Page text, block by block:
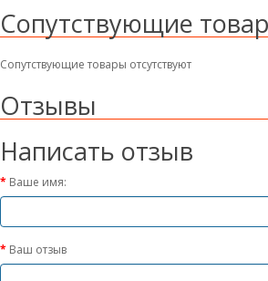
Сопутствующие
Сопутствующие товары отсутствуют
Отзывы
Написать отзыв
Ваше имя:
Ваш отзыв